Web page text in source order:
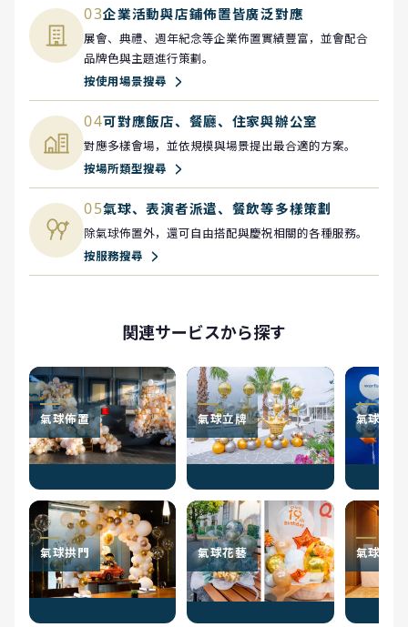
03企業活動與店鋪佈置皆廣泛對應
展會、典禮、週年紀念等企業佈置實績豐富，並會配合
品牌色與主題進行策劃。
按使用場景搜尋
04可對應飯店、餐廳、住家與辦公室
對應多樣會場，並依規模與場景提出最合適的方案。
按場所類型搜尋
05氣球、表演者派遣、餐飲等多樣策劃
除氣球佈置外，還可自由搭配與慶祝相關的各種服務。
按服務搜尋
関連サービスから探す
氣球佈置
氣球拱門
氣球立牌
氣球花藝
氣球花束
氣球電報